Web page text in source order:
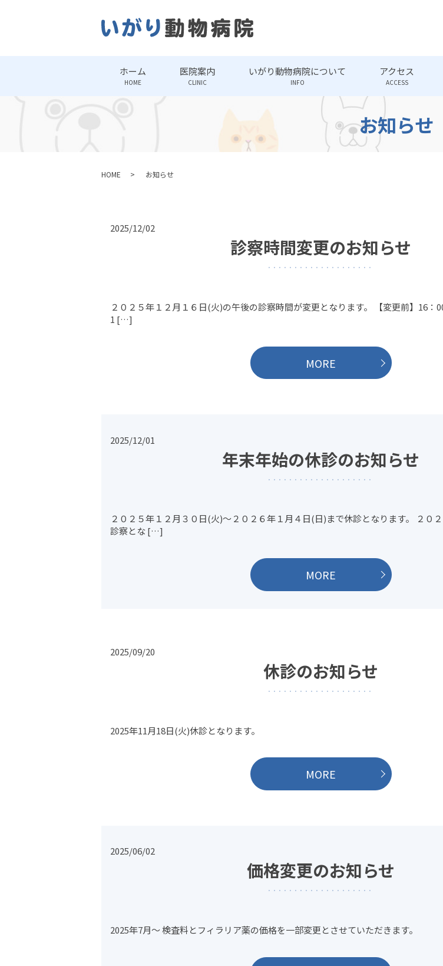
ホーム
HOME
医院案内
CLINIC
いがり動物病院について
INFO
アクセス
ACCESS
お知らせ
HOME お知らせ
2025/12/02
診察時間変更のお知らせ
２０２５年１２月１６日(火)の午後の診察時間が変更となります。 【変更前】16：
1 […]
MORE
2025/12/01
年末年始の休診のお知らせ
２０２５年１２月３０日(火)～２０２６年１月４日(日)まで休診となります。 ２０
診察とな […]
MORE
2025/09/20
休診のお知らせ
2025年11月18日(火)休診となります。
MORE
2025/06/02
価格変更のお知らせ
2025年7月～ 検査料とフィラリア薬の価格を一部変更とさせていただきます。